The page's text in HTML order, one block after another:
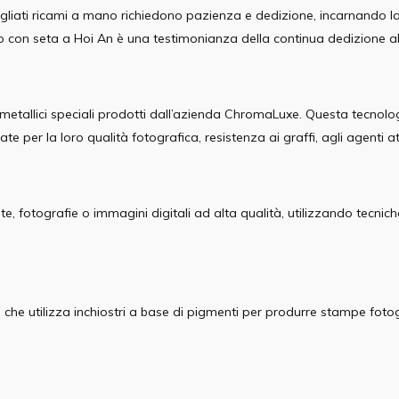
ricami a mano richiedono pazienza e dedizione, incarnando
seta a Hoi An è una testimonianza della continua dedizione
speciali prodotti dall’azienda ChromaLuxe. Questa
per la loro qualità fotografica, resistenza ai graffi, agli agenti
fotografie o immagini digitali ad alta qualità, utilizzando
utilizza inchiostri a base di pigmenti per produrre stampe